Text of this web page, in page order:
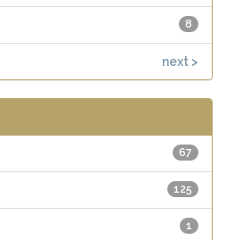
8
next >
67
125
1